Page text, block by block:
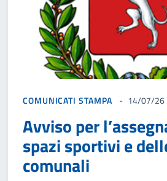
COMUNICATI STAMPA 14/07/26
Avviso per
spazi sportivi e
comunali